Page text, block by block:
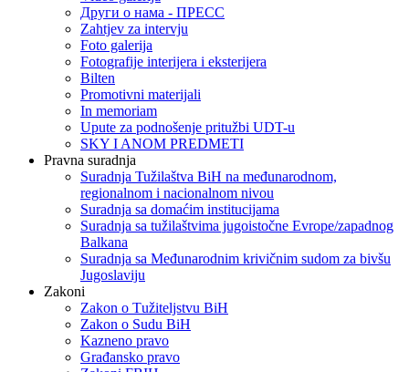
Други о нама - ПРЕСC
Zahtjev za intervju
Foto galerija
Fotografije interijera i eksterijera
Bilten
Promotivni materijali
In memoriam
Upute za podnošenje pritužbi UDT-u
SKY I ANOM PREDMETI
Pravna suradnja
Suradnja Tužilaštva BiH na međunarodnom,
regionalnom i nacionalnom nivou
Suradnja sa domaćim institucijama
Suradnja sa tužilaštvima jugoistočne Evrope/zapadnog
Balkana
Suradnja sa Međunarodnim krivičnim sudom za bivšu
Jugoslaviju
Zakoni
Zakon o Тužiteljstvu BiH
Zakon o Sudu BiH
Kazneno pravo
Građansko pravo